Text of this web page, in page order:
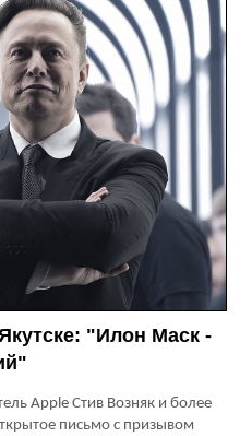
"Илон Маск -
Apple Стив Возняк и более
письмо с призывом